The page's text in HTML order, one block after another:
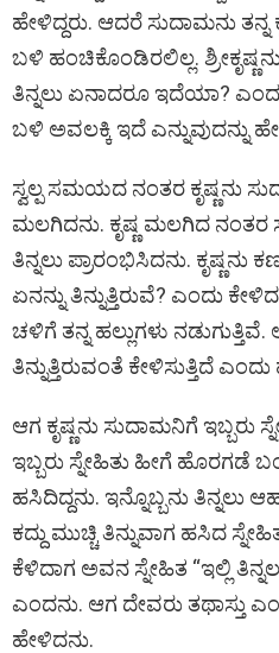
ಹೇಳಿದ್ದರು. ಆದರೆ ಸುದಾಮನು ತನ್ನ
ಬಳಿ ಹಂಚಿಕೊಂಡಿರಲಿಲ್ಲ.
ತಿನ್ನಲು ಏನಾದರೂ ಇದೆಯಾ?
ಬಳಿ ಅವಲಕ್ಕಿ ಇದೆ ಎನ್ನುವುದನ್ನು
ಸ್ವಲ್ಪ ಸಮಯದ ನಂತರ ಕೃಷ್ಣನು
ಮಲಗಿದನು. ಕೃಷ್ಣ ಮಲಗಿದ ನಂತರ
ತಿನ್ನಲು ಪ್ರಾರಂಭಿಸಿದನು. ಕೃಷ್ಣನು
ಏನನ್ನು ತಿನ್ನುತ್ತಿರುವೆ? ಎಂದು
ಚಳಿಗೆ ತನ್ನ ಹಲ್ಲುಗಳು
ತಿನ್ನುತ್ತಿರುವಂತೆ ಕೇಳಿಸುತ್ತಿದೆ
ಆಗ ಕೃಷ್ಣನು ಸುದಾಮನಿಗೆ ಇಬ್ಬರು
ಇಬ್ಬರು ಸ್ನೇಹಿತು ಹೀಗೆ ಹೊರಗಡೆ
ಹಸಿದಿದ್ದನು. ಇನ್ನೊಬ್ಬನು ತಿನ್ನಲು
ಕದ್ದು ಮುಚ್ಚಿ ತಿನ್ನುವಾಗ ಹಸಿದ
ಕೆಳಿದಾಗ ಅವನ ಸ್ನೇಹಿತ “ಇಲ್ಲಿ
ಎಂದನು. ಆಗ ದೇವರು ತಥಾಸ್ತು
ಹೇಳಿದನು.